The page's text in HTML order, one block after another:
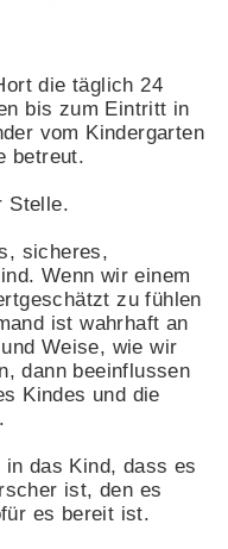
die täglich 24
bis zum Eintritt in
vom Kindergarten
betreut.
Stelle.
sicheres,
Wenn wir einem
zu fühlen
ist wahrhaft an
Weise, wie wir
dann beeinflussen
Kindes und die
das Kind, dass es
ist, den es
es bereit ist.